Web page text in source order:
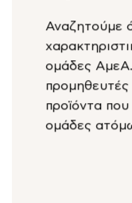
Αναζητούμε
ομάδες
προμηθευτές
προϊόντα
ομάδες